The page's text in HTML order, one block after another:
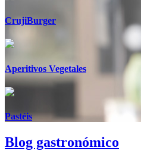
CrujiBurger
Aperitivos Vegetales
Pastéis
Blog gastronómico